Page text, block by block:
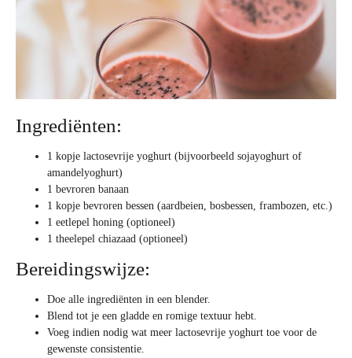
Ingrediënten:
1 kopje lactosevrije yoghurt (bijvoorbeeld sojayoghurt of
amandelyoghurt)
1 bevroren banaan
1 kopje bevroren bessen (aardbeien, bosbessen, frambozen, etc.)
1 eetlepel honing (optioneel)
1 theelepel chiazaad (optioneel)
Bereidingswijze:
Doe alle ingrediënten in een blender.
Blend tot je een gladde en romige textuur hebt.
Voeg indien nodig wat meer lactosevrije yoghurt toe voor de
gewenste consistentie.